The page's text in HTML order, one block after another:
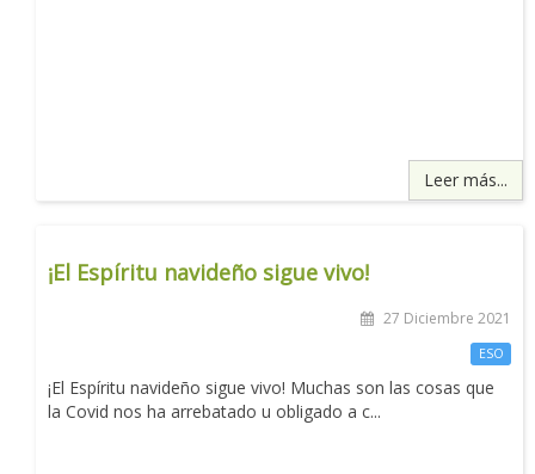
Leer más...
¡El Espíritu navideño sigue vivo!
27 Diciembre 2021
ESO
¡El Espíritu navideño sigue vivo! Muchas son las cosas que
la Covid nos ha arrebatado u obligado a c...